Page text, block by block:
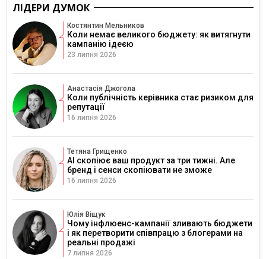
ЛІДЕРИ ДУМОК
Костянтин Мельников
Коли немає великого бюджету: як витягнути
кампанію ідеєю
23 липня 2026
Анастасія Джогола
Коли публічність керівника стає ризиком для
репутації
16 липня 2026
Тетяна Грищенко
AI скопіює ваш продукт за три тижні. Але
бренд і сенси скопіювати не зможе
16 липня 2026
Юлія Віщук
Чому інфлюенс-кампанії зливають бюджети
і як перетворити співпрацю з блогерами на
реальні продажі
7 липня 2026